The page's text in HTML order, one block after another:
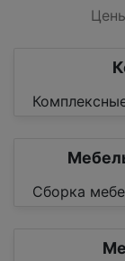
Сборка